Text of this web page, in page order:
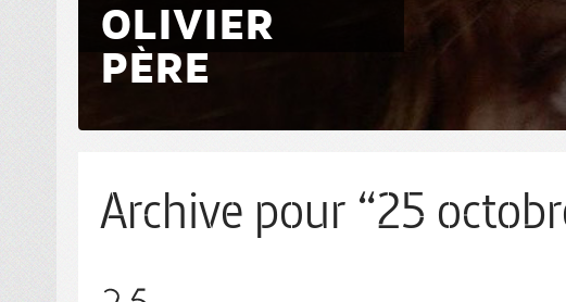
OLIVIER
PÈRE
Archive pour “25